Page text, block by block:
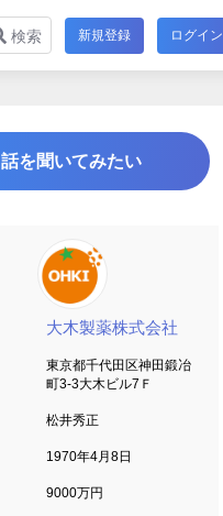
検索 新規登録 ログイン
話を聞いてみたい
大木製薬株式会社
東京都千代田区神田鍛冶
町3-3大木ビル7Ｆ
松井秀正
1970年4月8日
9000万円